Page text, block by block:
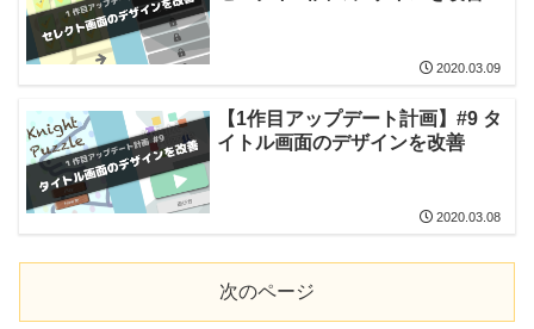
2020.03.09
【1作目アップデート計画】#9 タ
イトル画面のデザインを改善
2020.03.08
次のページ